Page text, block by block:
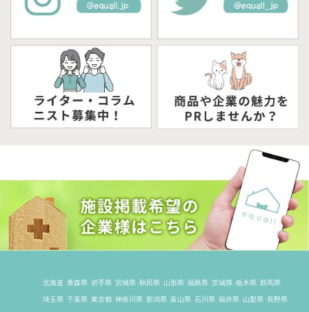
北海道 青森県 岩手県 宮城県 秋田県 山形県 福島県 茨城県 栃木県 群馬県
埼玉県 千葉県 東京都 神奈川県 新潟県 富山県 石川県 福井県 山梨県 長野県